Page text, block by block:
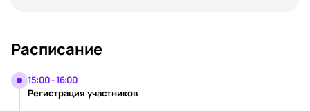
Расписание
15:00 - 16:00
Регистрация участников